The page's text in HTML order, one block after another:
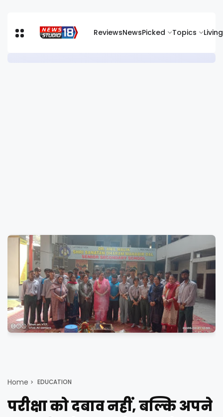
ReviewsNewsPicked Topics Living
Home EDUCATION
परीक्षा को दबाव नहीं, बल्कि अपने